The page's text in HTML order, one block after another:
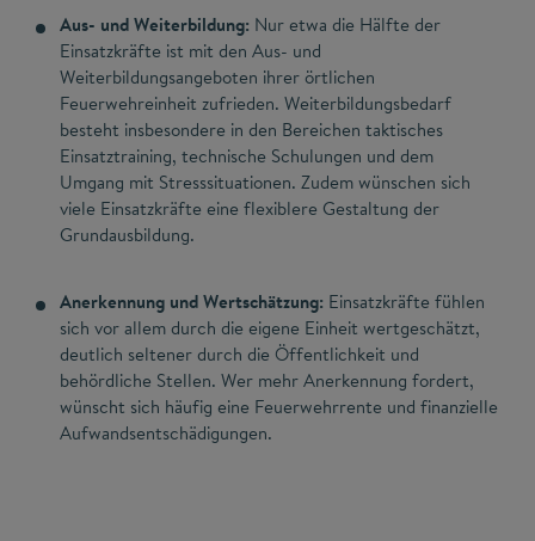
Aus- und Weiterbildung: Nur etwa die Hälfte der
Einsatzkräfte ist mit den Aus- und
Weiterbildungsangeboten ihrer örtlichen
Feuerwehreinheit zufrieden. Weiterbildungsbedarf
besteht insbesondere in den Bereichen taktisches
Einsatztraining, technische Schulungen und dem
Umgang mit Stresssituationen. Zudem wünschen sich
viele Einsatzkräfte eine flexiblere Gestaltung der
Grundausbildung.
Anerkennung und Wertschätzung: Einsatzkräfte fühlen
sich vor allem durch die eigene Einheit wertgeschätzt,
deutlich seltener durch die Öffentlichkeit und
behördliche Stellen. Wer mehr Anerkennung fordert,
wünscht sich häufig eine Feuerwehrrente und finanzielle
Aufwandsentschädigungen.